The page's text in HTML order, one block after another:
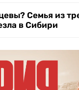
Семья из
в Сибири